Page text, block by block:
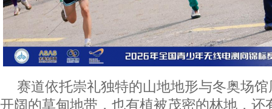
赛道依托崇礼独特的山地地形与冬奥场
开阔的草甸地带，也有植被茂密的林地，还